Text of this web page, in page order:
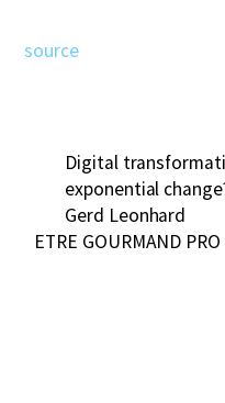
source
Digital
exponential
Gerd Leonhard
ETRE GOURMAND